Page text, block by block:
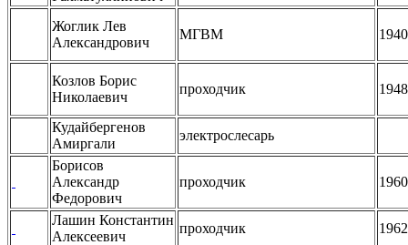
Жоглик Лев
Александрович
МГВМ 1940
Козлов Борис
Николаевич
проходчик 1948
Кудайбергенов
Амиргали
электрослесарь
Борисов
Александр
Федорович
проходчик 1960
Лашин Константин
Алексеевич
проходчик
1962